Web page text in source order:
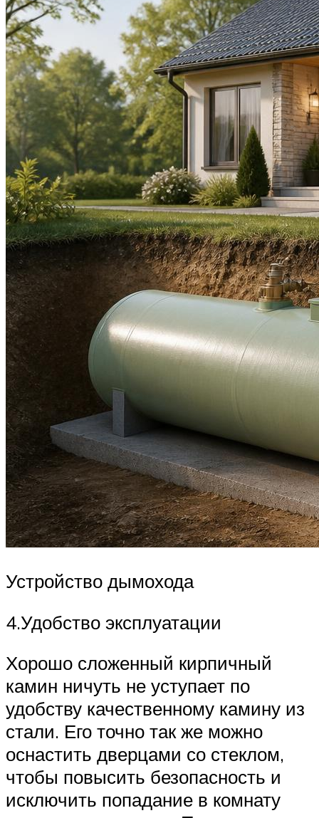
Устройство дымохода
4.Удобство эксплуатации
Хорошо сложенный кирпичный
камин ничуть не уступает по
удобству качественному камину из
стали. Его точно так же можно
оснастить дверцами со стеклом,
чтобы повысить безопасность и
исключить попадание в комнату